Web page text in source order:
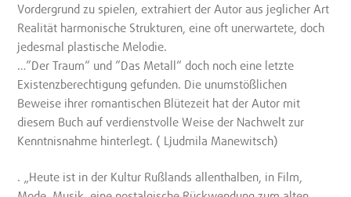
Vordergrund zu spielen, extrahiert der Autor aus jeglicher Art
Realität harmonische Strukturen, eine oft unerwartete, doch
jedesmal plastische Melodie.
…”Der Traum“ und ”Das Metall“ doch noch eine letzte
Existenzberechtigung gefunden. Die unumstößlichen
Beweise ihrer romantischen Blütezeit hat der Autor mit
diesem Buch auf verdienstvolle Weise der Nachwelt zur
Kenntnisnahme hinterlegt. ( Ljudmila Manewitsch)
. „Heute ist in der Kultur Rußlands allenthalben, in Film,